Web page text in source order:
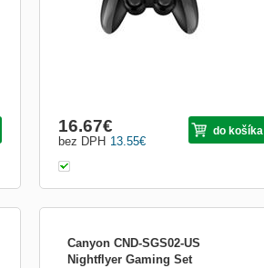
13.55€
bez DPH
16.67€ do košíka
Canyon CND-SGS02-US
Nightflyer Gaming Set